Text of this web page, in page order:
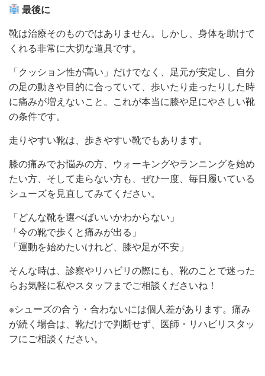
最後に
靴は治療そのものではありません。しかし、身体を助けて
くれる非常に大切な道具です。
「クッション性が高い」だけでなく、足元が安定し、自分
の足の動きや目的に合っていて、歩いたり走ったりした時
に痛みが増えないこと。これが本当に膝や足にやさしい靴
の条件です。
走りやすい靴は、歩きやすい靴でもあります。
膝の痛みでお悩みの方、ウォーキングやランニングを始め
たい方、そして走らない方も、ぜひ一度、毎日履いている
シューズを見直してみてください。
「どんな靴を選べばいいかわからない」
「今の靴で歩くと痛みが出る」
「運動を始めたいけれど、膝や足が不安」
そんな時は、診察やリハビリの際にも、靴のことで迷った
らお気軽に私やスタッフまでご相談くださいね！
※シューズの合う・合わないには個人差があります。痛み
が続く場合は、靴だけで判断せず、医師・リハビリスタッ
フにご相談ください。